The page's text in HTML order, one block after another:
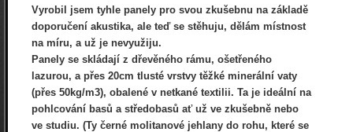
Vyrobil jsem tyhle panely pro svou zkušebnu na základě
doporučení akustika, ale teď se stěhuju, dělám místnost
na míru, a už je nevyužiju.
Panely se skládají z dřevěného rámu, ošetřeného
lazurou, a přes 20cm tlusté vrstvy těžké minerální vaty
(přes 50kg/m3), obalené v netkané textilii. Ta je ideální na
pohlcování basů a středobasů ať už ve zkušebně nebo
ve studiu. (Ty černé molitanové jehlany do rohu, které se